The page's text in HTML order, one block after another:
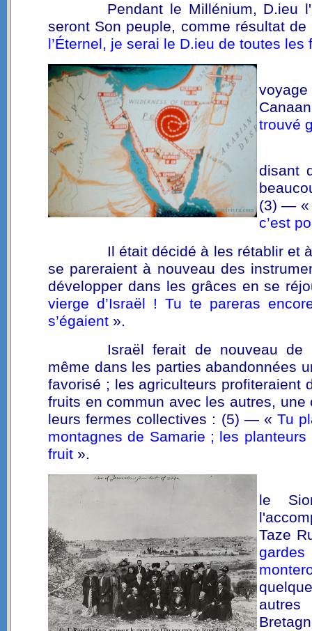
Pendant le Millénium, D.ieu
seront Son peuple, comme résultat
l’Éternel, je serai le D.ieu de toutes
trouvé
disant
(3) —
c’est
Il était décidé à les rétablir et
se pareraient à nouveau des
développer dans les grâces en se
vierge d’Israël ! Tu te pareras
s’égaient ».
Israël ferait de nouveau
même dans les parties abandonnées
favorisé ; les agriculteurs profiteraient
fruits en commun avec les autres,
leurs fermes collectives : (5) — «Tu
montagnes de Samarie ; les
fruit ».
le
Taze
autres